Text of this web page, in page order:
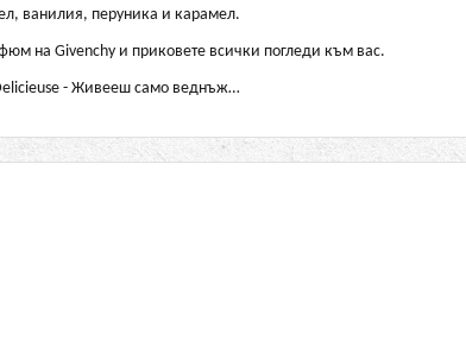
ванилия, перуника и карамел.
на Givenchy и приковете всички погледи към вас.
- Живееш само веднъж…